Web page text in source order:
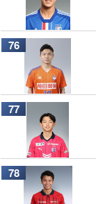
76
77
78